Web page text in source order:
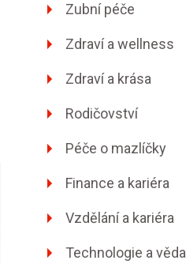
Zubní péče
Zdraví a wellness
Zdraví a krása
Rodičovství
Péče o mazlíčky
Finance a kariéra
Vzdělání a kariéra
Technologie a věda